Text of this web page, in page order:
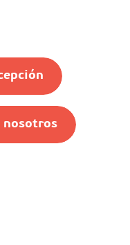
nosotros